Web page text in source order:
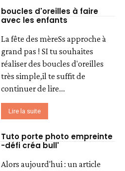
boucles d'oreilles à faire
avec les enfants
La fête des mèreSs approche à
grand pas ! SI tu souhaites
réaliser des boucles d'oreilles
très simple,il te suffit de
continuer de lire...
Lire la suite
Tuto porte photo empreinte
-défi créa bull'
Alors aujourd'hui : un article